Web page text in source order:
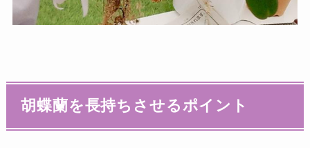
胡蝶蘭を長持ちさせるポイント